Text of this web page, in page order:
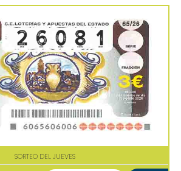
SORTEO DEL JUEVES